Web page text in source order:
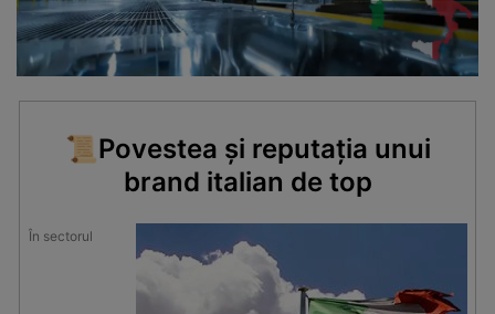
📜 Povestea și reputația unui
brand italian de top
În sectorul